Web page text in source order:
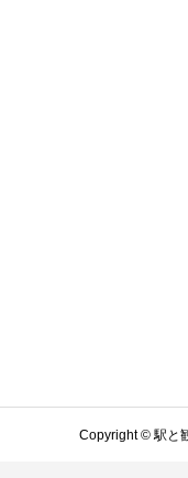
Copyright ©駅と